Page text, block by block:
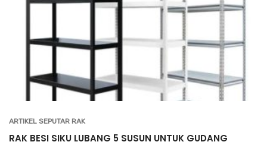
ARTIKEL SEPUTAR RAK
RAK BESI SIKU LUBANG 5 SUSUN UNTUK GUDANG